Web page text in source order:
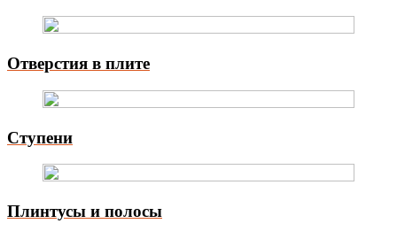
Отверстия в плите
Ступени
Плинтусы и полосы